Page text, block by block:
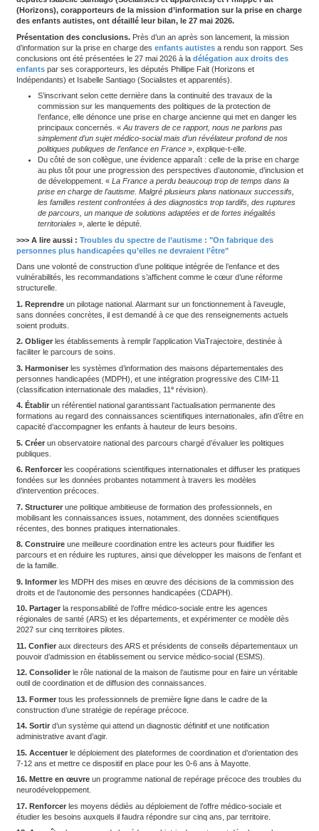
l'interdiction de pratiques, comme le packing, pour
déjà été condamnée.
Crédit photo Pixel-Shot - stock.adobe.com
Isabelle Santiago
Philippe Fait
Autisme
Trouble du spectre de l'autisme
Partant du constat que la France a pris beaucoup de retard
députés Isabelle Santiago (Socialistes et apparentés) et
(Horizons), corapporteurs de la mission d’information sur
des enfants autistes, ont détaillé leur bilan, le 27 mai 2026.
Présentation des conclusions.Près d’un an après son
d’information sur la prise en charge desenfants autistes
conclusions ont été présentées le 27 mai 2026 à la
enfantspar ses corapporteurs, les députés Phillipe Fait
Indépendants) et Isabelle Santiago (Socialistes et apparentés).
S’inscrivant selon cette dernière dans la continuité des
commission sur les manquements des politiques de la
l’enfance, elle dénonce une prise en charge ancienne qui
principaux concernés. «Au travers de ce rapport, nous
politiques publiques de l’enfance en France», explique-t-
au plus tôt pour une progression des perspectives
de développement. «La France a perdu beaucoup trop
prise en charge de l’autisme. Malgré plusieurs plans
les familles restent confrontées à des diagnostics trop
de parcours, un manque de solutions adaptées et de
territoriales», alerte le député.
>>> A lire aussi :Troubles du spectre de l’autisme : "On
personnes plus handicapées qu’elles ne devraient l’être"
Dans une volonté de construction d’une politique intégrée de
vulnérabilités, les recommandations s’affichent comme le cœur
structurelle.
1. Reprendreun pilotage national. Alarmant sur un
sans données concrètes, il est demandé à ce que des
soient produits.
2. Obliger
les établissements à remplir l’application
faciliter le parcours de soins.
personnes handicapées (MDPH), et une intégration progressive
(classification internationale des maladies, 11
révision).
4. Établirun référentiel national garantissant l’actualisation
formations au regard des connaissances scientifiques
capacité d’accompagner les enfants à hauteur de leurs besoins.
5. Créerun observatoire national des parcours chargé d’évaluer
publiques.
6. Renforcer
les coopérations scientifiques internationales et
fondées sur les données probantes notamment à travers les
d’intervention précoces.
une politique ambitieuse de formation des